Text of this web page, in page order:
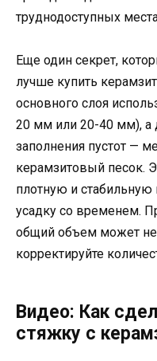
труднодоступных
Еще один секрет,
лучше купить
основного слоя
20 мм или 20-40 мм), а
заполнения пустот —
керамзитовый песок.
плотную и стабильную
усадку со временем.
общий объем может
корректируйте
Видео: Как
стяжку с